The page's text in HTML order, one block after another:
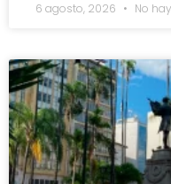
6 agosto, 2026 No